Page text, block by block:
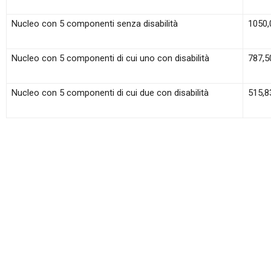
Nucleo con 5 componenti senza disabilità
Nucleo con 5 componenti di cui uno con disabilità
Nucleo con 5 componenti di cui due con disabilità